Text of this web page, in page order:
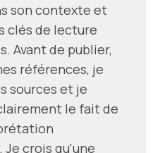
son contexte et
clés de lecture
Avant de publier,
références, je
sources et je
le fait de
crois qu'une